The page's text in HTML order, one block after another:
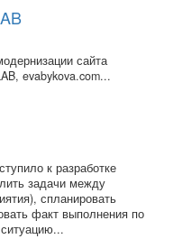
сайта
evabykova.com...
к разработке
задачи между
спланировать
факт выполнения по